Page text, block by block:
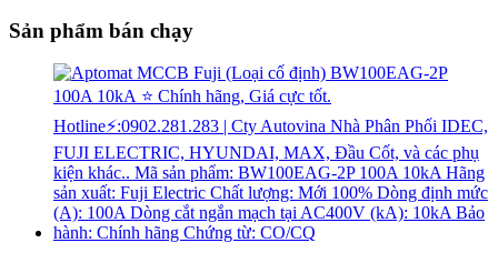
Sản phẩm bán chạy